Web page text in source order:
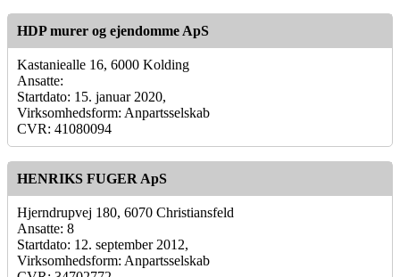
HDP murer og ejendomme ApS
Kastaniealle 16, 6000 Kolding
Ansatte:
Startdato: 15. januar 2020,
Virksomhedsform: Anpartsselskab
CVR: 41080094
HENRIKS FUGER ApS
Hjerndrupvej 180, 6070 Christiansfeld
Ansatte: 8
Startdato: 12. september 2012,
Virksomhedsform: Anpartsselskab